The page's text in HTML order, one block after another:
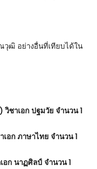
ฒิ อย่างอื่นที่เทียบได้ใน
ชาเอก ปฐมวัย จำนวน 1
อก ภาษาไทย จำนวน 1
ก นาฏศิลป์ จำนวน 1